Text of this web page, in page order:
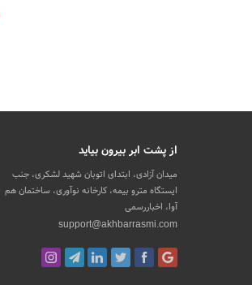
از پشت ابر بیرون بیاید
میدان آزادی، ابتدای اتوبان شهید لشکری، جنب
ایستگاه مترو بیمه، کارخانه نوآوری، ساختمان هم
آوا، اخباررسمی
support@akhbarrasmi.com